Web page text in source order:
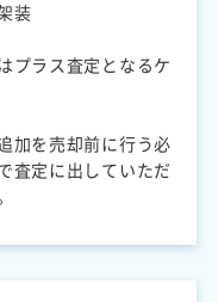
装
プラス査定となるケ
加を売却前に行う必
査定に出していただ